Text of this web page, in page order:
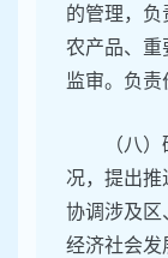
的管理，
农产品、重
监审。负责
（八
况，提出推
协调涉及区
经济社会发